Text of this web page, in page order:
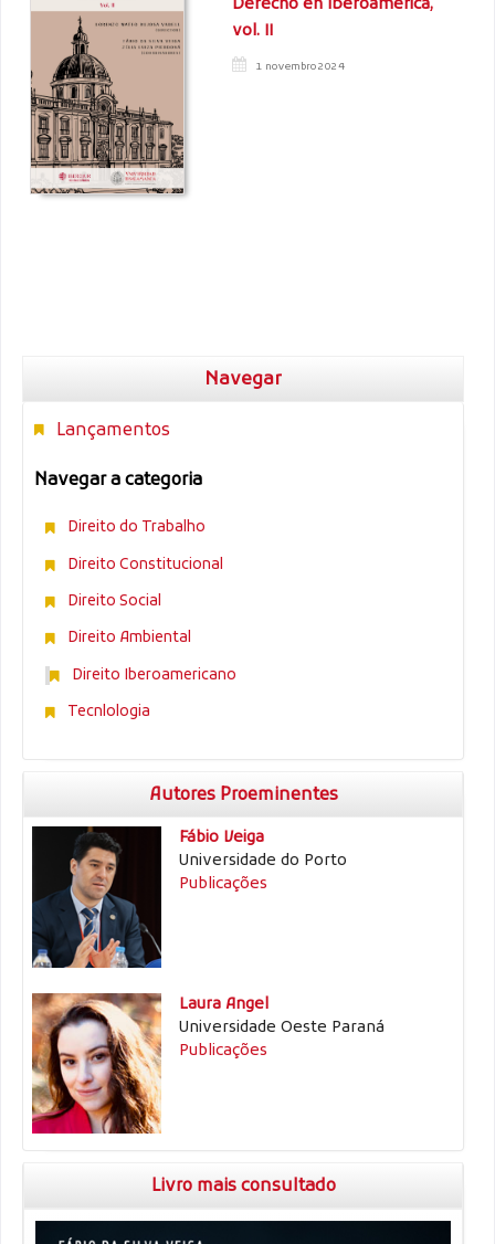
Derecho en Iberoamérica,
vol. II
1 novembro 2024
Navegar
Lançamentos
Navegar a categoria
Direito do Trabalho
Direito Constitucional
Direito Social
Direito Ambiental
Direito Iberoamericano
Tecnlologia
Autores Proeminentes
Fábio Veiga
Universidade do Porto
Publicações
Laura Angel
Universidade Oeste Paraná
Publicações
Livro mais consultado